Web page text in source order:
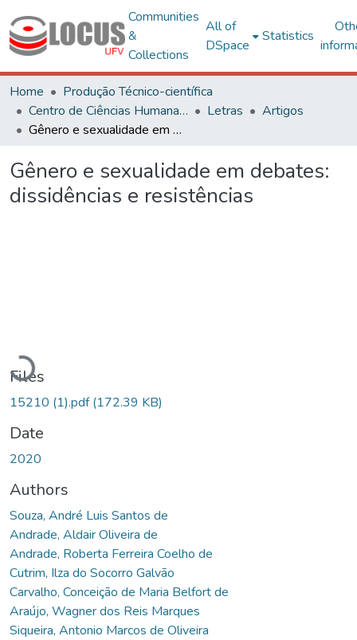
Communities
&
Collections
All of
DSpace
Statistics
Home
Produção Técnico-científica
Centro de Ciências Humanas, Letras e Artes
Letras
Artigos
Gênero e sexualidade em debates: dissidências e resistências
Gênero e sexualidade em debates:
dissidências e resistências
Loading...
Files
15210 (1).pdf(172.39 KB)
Date
2020
Authors
Souza, André Luis Santos de
Andrade, Aldair Oliveira de
Andrade, Roberta Ferreira Coelho de
Cutrim, Ilza do Socorro Galvão
Carvalho, Conceição de Maria Belfort de
Araújo, Wagner dos Reis Marques
Siqueira, Antonio Marcos de Oliveira